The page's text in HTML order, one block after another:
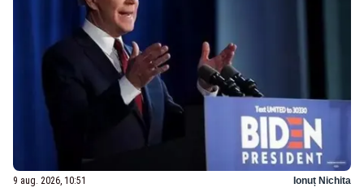
9 aug. 2026, 10:51 Ionuț Nichita